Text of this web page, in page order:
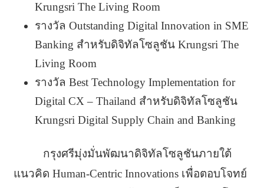
Krungsri The Living Room
รางวัล Outstanding Digital Innovation in SME
Banking สำหรับดิจิทัลโซลูชัน Krungsri The
Living Room
รางวัล Best Technology Implementation for
Digital CX – Thailand สำหรับดิจิทัลโซลูชัน
Krungsri Digital Supply Chain and Banking
กรุงศรีมุ่งมั่นพัฒนาดิจิทัลโซลูชันภายใต้
แนวคิด Human-Centric Innovations เพื่อตอบโจทย์